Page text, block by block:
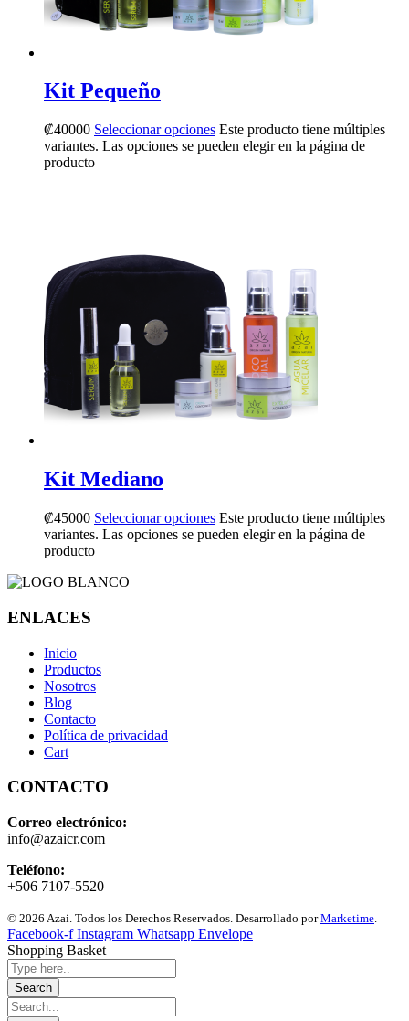
Kit Pequeño
₡40000 Seleccionar opciones Este producto tiene múltiples
variantes. Las opciones se pueden elegir en la página de
producto
Kit Mediano
₡45000 Seleccionar opciones Este producto tiene múltiples
variantes. Las opciones se pueden elegir en la página de
producto
ENLACES
Inicio
Productos
Nosotros
Blog
Contacto
Política de privacidad
Cart
CONTACTO
Correo electrónico:
info@azaicr.com
Teléfono:
+506 7107-5520
© 2026 Azai. Todos los Derechos Reservados. Desarrollado porMarketime.
Facebook-f Instagram Whatsapp Envelope
Shopping Basket